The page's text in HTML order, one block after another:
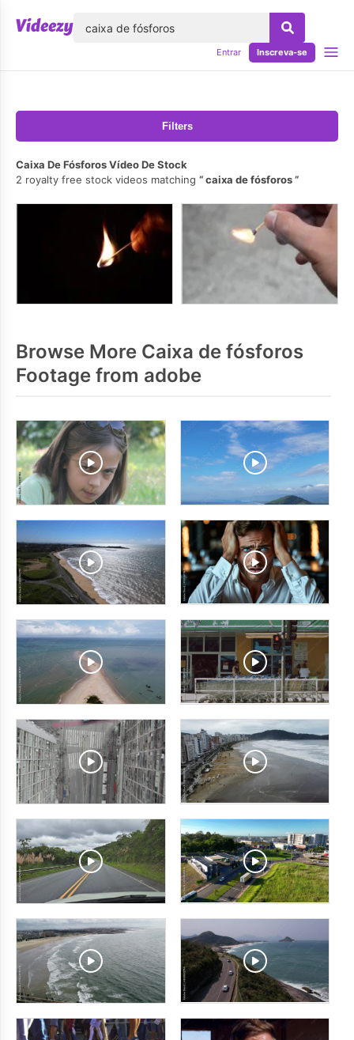
Entrar Inscreva-se
Filters
Caixa De Fósforos Vídeo De Stock
2 royalty free stock videos matching
caixa de fósforos
Browse More Caixa de fósforos
Footage from adobe